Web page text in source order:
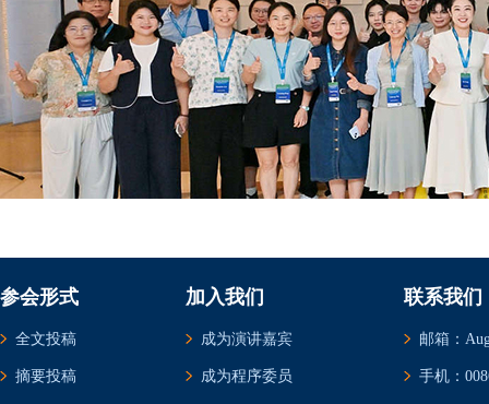
参会形式
全文投稿
摘要投稿
加入我们
成为演讲嘉宾
成为程序委员
联系我们
邮箱：
手机：